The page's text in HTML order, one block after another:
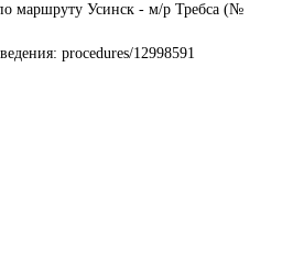
маршруту Усинск - м/р Требса (№
procedures/12998591